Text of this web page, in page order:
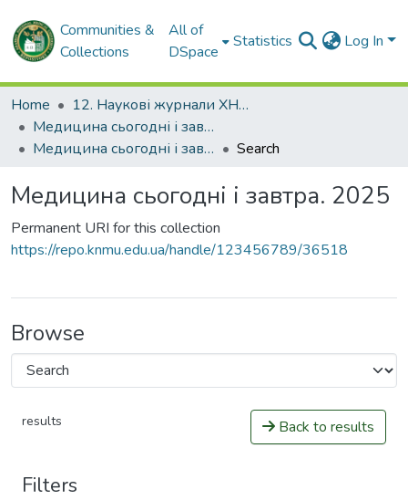
Communities &
Collections
All of
DSpace
Statistics Log In
Home
12. Наукові журнали ХНМУ
Медицина сьогодні і завтра
Медицина сьогодні і завтра. 2025
Search
Медицина сьогодні і завтра. 2025
Permanent URI for this collection
https://repo.knmu.edu.ua/handle/123456789/36518
Browse
results Back to results
Filters